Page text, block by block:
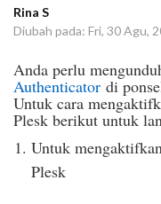
Rina S
Diubah pada: Fri, 30 Agu,
Anda perlu
Authenticator di
Untuk cara
Plesk berikut untuk
Untuk
Plesk